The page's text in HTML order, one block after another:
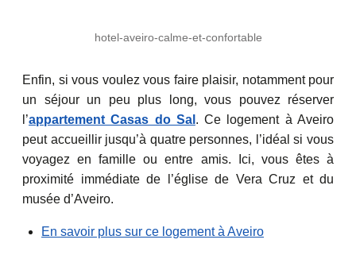
hotel-aveiro-calme-et-confortable
Enfin, si vous voulez vous faire plaisir, notamment pour
un séjour un peu plus long, vous pouvez réserver
l’appartement Casas do Sal . Ce logement à Aveiro
peut accueillir jusqu’à quatre personnes, l’idéal si vous
voyagez en famille ou entre amis. Ici, vous êtes à
proximité immédiate de l’église de Vera Cruz et du
musée d’Aveiro.
En savoir plus sur ce logement à Aveiro